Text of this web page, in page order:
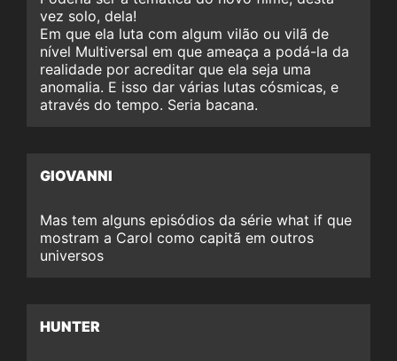
vez solo, dela!
Em que ela luta com algum vilão ou vilã de
nível Multiversal em que ameaça a podá-la da
realidade por acreditar que ela seja uma
anomalia. E isso dar várias lutas cósmicas, e
através do tempo. Seria bacana.
GIOVANNI
Mas tem alguns episódios da série what if que
mostram a Carol como capitã em outros
universos
HUNTER